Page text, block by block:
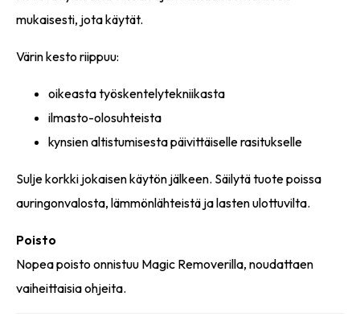
mukaisesti, jota käytät.
Värin kesto riippuu:
oikeasta työskentelytekniikasta
ilmasto-olosuhteista
kynsien altistumisesta päivittäiselle rasitukselle
Sulje korkki jokaisen käytön jälkeen. Säilytä tuote poissa
auringonvalosta, lämmönlähteistä ja lasten ulottuvilta.
Poisto
Nopea poisto onnistuu Magic Removerilla, noudattaen
vaiheittaisia ohjeita.